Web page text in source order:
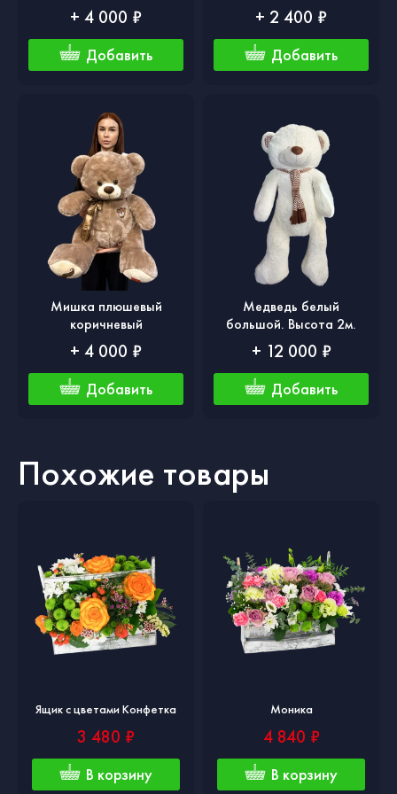
+ 4 000 ₽
Добавить
+ 2 400 ₽
Добавить
Мишка плюшевый
коричневый
+ 4 000 ₽
Добавить
Медведь белый
большой. Высота 2м.
+ 12 000 ₽
Добавить
Похожие товары
Ящик с цветами Конфетка
3 480 ₽
В корзину
Моника
4 840 ₽
В корзину